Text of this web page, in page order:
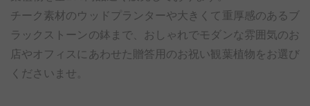
チーク素材のウッドプランターや大きくて重厚感のあるブ
ラックストーンの鉢まで、おしゃれでモダンな雰囲気のお
店やオフィスにあわせた贈答用のお祝い観葉植物をお選び
くださいませ。